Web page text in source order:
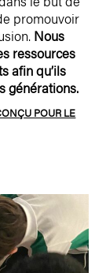
promouvoir
Nous
ressources
afin qu’ils
générations.
POUR LE